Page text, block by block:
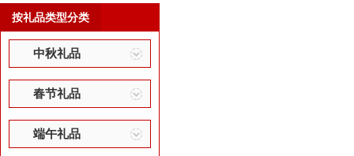
按礼品类型分类
中秋礼品
春节礼品
端午礼品